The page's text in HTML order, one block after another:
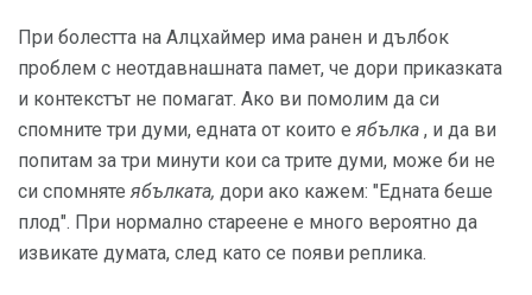
При болестта на Алцхаймер има ранен и дълбок
проблем с неотдавнашната памет, че дори приказката
и контекстът не помагат. Ако ви помолим да си
спомните три думи, едната от които еябълка , и да ви
попитам за три минути кои са трите думи, може би не
си спомнятеябълката, дори ако кажем: "Едната беше
плод". При нормално стареене е много вероятно да
извикате думата, след като се появи реплика.